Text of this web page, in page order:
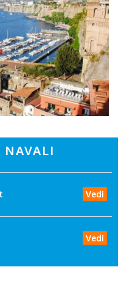
NAVALI
Vedi
Vedi